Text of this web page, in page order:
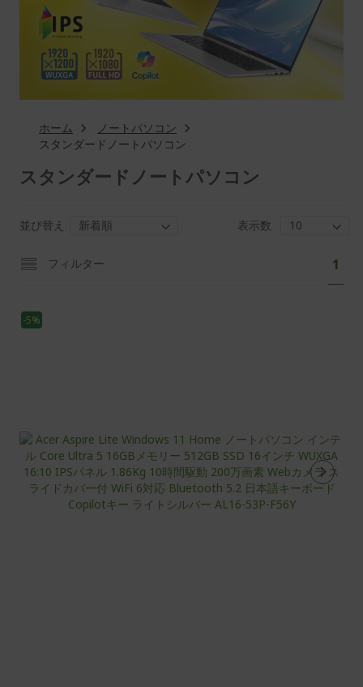
ホーム
ノートパソコン
スタンダードノートパソコン
スタンダードノートパソコン
並び替え 表示数
フィルター
ジ
あ
な
を
読
ん
1
-5%